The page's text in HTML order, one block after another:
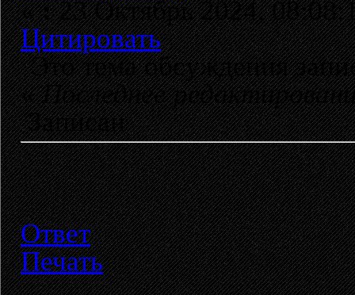
«:23 Октябрь 2024,
Цитировать
Это тема обсуждения
«Последнее
Записан
Ответ
Печать